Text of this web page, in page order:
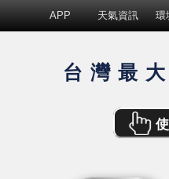
APP 天氣資訊 環
台灣最